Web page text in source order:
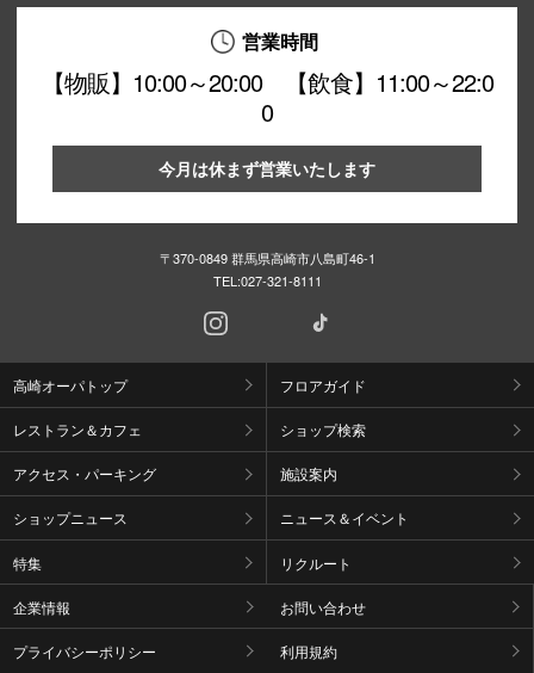
営業時間
【物販】10:00～20:00 【飲食】11:00～22:0
0
今月は休まず営業いたします
〒370-0849 群馬県高崎市八島町46-1
TEL:027-321-8111
高崎オーパトップ フロアガイド
レストラン＆カフェ ショップ検索
アクセス・パーキング 施設案内
ショップニュース ニュース＆イベント
特集 リクルート
企業情報 お問い合わせ
プライバシーポリシー 利用規約